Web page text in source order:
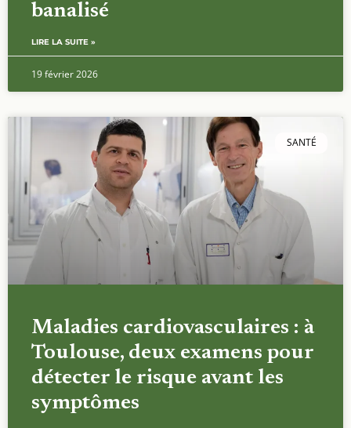
banalisé
LIRE LA SUITE »
19 février 2026
SANTÉ
Maladies cardiovasculaires : à
Toulouse, deux examens pour
détecter le risque avant les
symptômes